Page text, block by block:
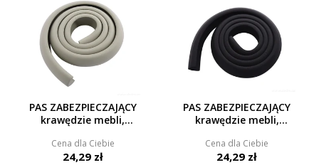
PAS ZABEZPIECZAJĄCY
krawędzie mebli,
Cena dla Ciebie
24,29 zł
PAS ZABEZPIECZAJĄCY
krawędzie mebli,
Cena dla Ciebie
24,29 zł